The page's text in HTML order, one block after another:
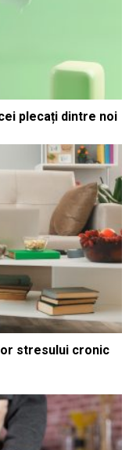
plecați dintre noi
stresului cronic